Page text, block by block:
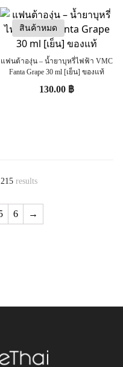
สินค้าหมด
แฟนต้าองุ่น – น้ำยาบุหรี่ไฟฟ้า VMC
Fanta Grape 30 ml [เย็น] ของแท้
130.00 ฿
215results
6 →